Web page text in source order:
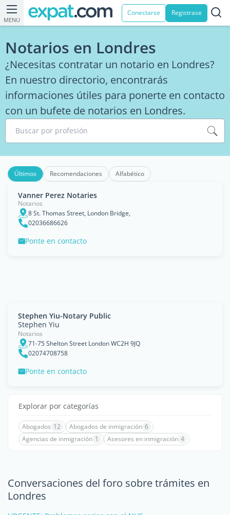
MENU
Conectarse Registrase
Notarios en Londres
¿Necesitas contratar un notario en Londres?
En nuestro directorio, encontrarás
informaciones útiles para ponerte en contacto
con un bufete de notarios en Londres.
Buscar por profesión
Últimos Recomendaciones Alfabético
Vanner Perez Notaries
Notarios
8 St. Thomas Street, London Bridge,
02036686626
Ponte en contacto
Stephen Yiu-Notary Public
Stephen Yiu
Notarios
71-75 Shelton Street London WC2H 9JQ
02074708758
Ponte en contacto
Explorar por categorías
Abogados 12 Abogados de inmigración 6
Agencias de inmigración 1 Asesores en inmigración 4
Conversaciones del foro sobre trámites en
Londres